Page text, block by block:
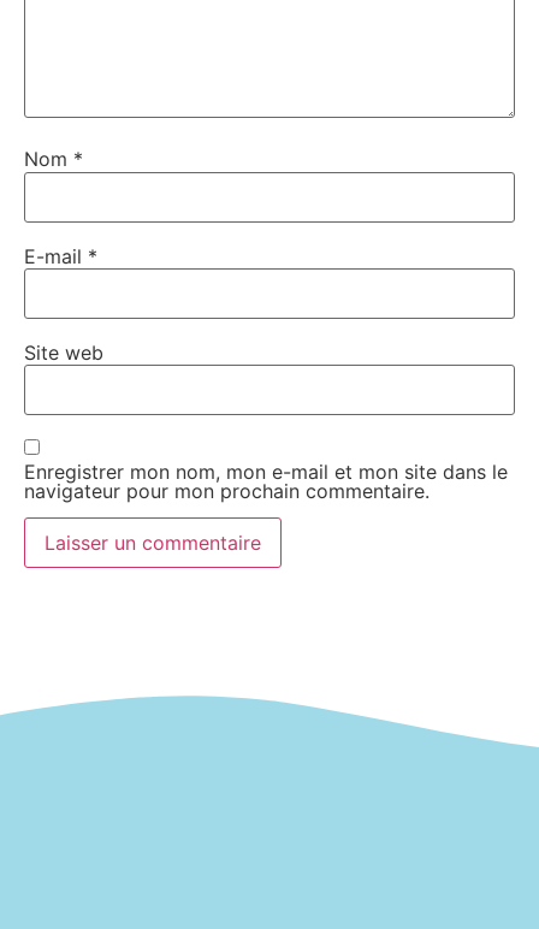
Nom *
E-mail *
Site web
Enregistrer mon nom, mon e-mail et mon site dans le
navigateur pour mon prochain commentaire.